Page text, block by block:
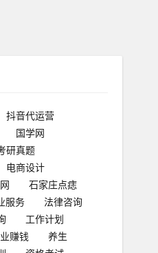
抖音代运营
国学网
研真题
电商设计
石家庄点痣
服务
法律咨询
工作计划
赚钱
养生